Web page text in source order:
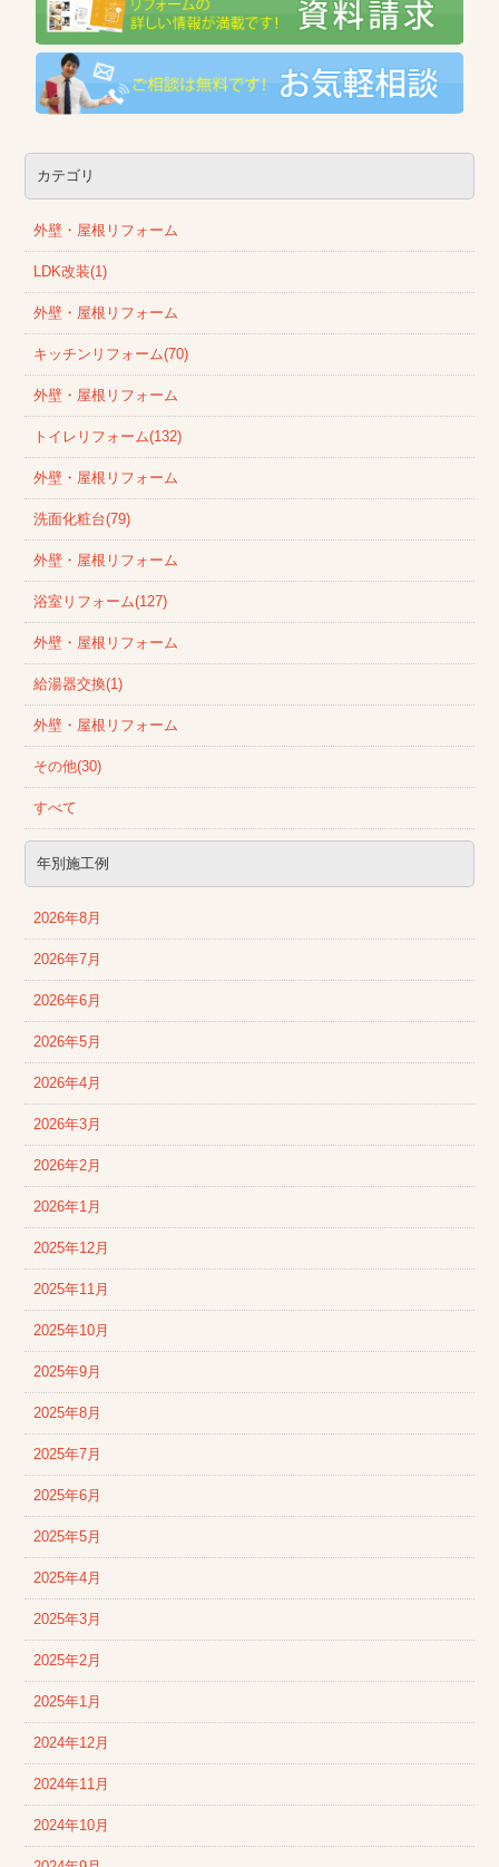
カテゴリ
外壁・屋根リフォーム
LDK改装(1)
外壁・屋根リフォーム
キッチンリフォーム(70)
外壁・屋根リフォーム
トイレリフォーム(132)
外壁・屋根リフォーム
洗面化粧台(79)
外壁・屋根リフォーム
浴室リフォーム(127)
外壁・屋根リフォーム
給湯器交換(1)
外壁・屋根リフォーム
その他(30)
すべて
年別施工例
2026年8月
2026年7月
2026年6月
2026年5月
2026年4月
2026年3月
2026年2月
2026年1月
2025年12月
2025年11月
2025年10月
2025年9月
2025年8月
2025年7月
2025年6月
2025年5月
2025年4月
2025年3月
2025年2月
2025年1月
2024年12月
2024年11月
2024年10月